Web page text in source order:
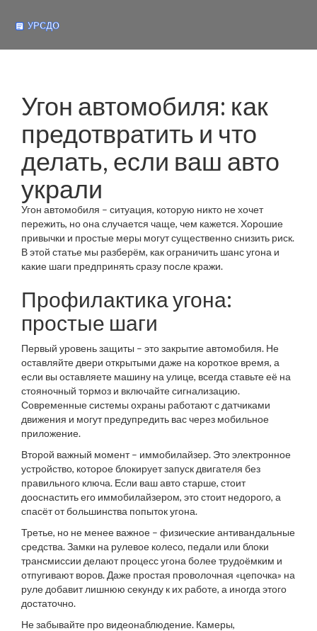
Угон автомобиля: как
предотвратить и что
делать, если ваш авто
украли
Угон автомобиля – ситуация, которую никто не хочет
пережить, но она случается чаще, чем кажется. Хорошие
привычки и простые меры могут существенно снизить риск.
В этой статье мы разберём, как ограничить шанс угона и
какие шаги предпринять сразу после кражи.
Профилактика угона:
простые шаги
Первый уровень защиты – это закрытие автомобиля. Не
оставляйте двери открытыми даже на короткое время, а
если вы оставляете машину на улице, всегда ставьте её на
стояночный тормоз и включайте сигнализацию.
Современные системы охраны работают с датчиками
движения и могут предупредить вас через мобильное
приложение.
Второй важный момент – иммобилайзер. Это электронное
устройство, которое блокирует запуск двигателя без
правильного ключа. Если ваш авто старше, стоит
дооснастить его иммобилайзером, это стоит недорого, а
спасёт от большинства попыток угона.
Третье, но не менее важное – физические антивандальные
средства. Замки на рулевое колесо, педали или блоки
трансмиссии делают процесс угона более трудоёмким и
отпугивают воров. Даже простая проволочная «цепочка» на
руле добавит лишнюю секунду к их работе, а иногда этого
достаточно.
Не забывайте про видеонаблюдение. Камеры,